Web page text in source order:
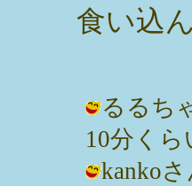
食い込
るるち
10分く
kanko